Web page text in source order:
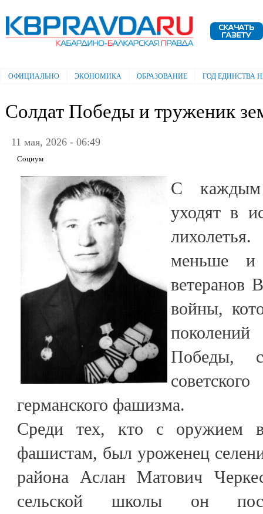
Электронная газета "Кабардино-
Балкарская правда"
Главное меню
ОФИЦИАЛЬНО ЭКОНОМИКА ОБРАЗОВАНИЕ ГОД ЕДИНСТВА
Солдат Победы и труженик
11 мая, 2026 - 06:49
Социум
С каждым
уходят в
меньше и
ветеранов
войны,
Победы,
германского фашизма.
Среди тех, кто с оружием в
фашистам, был уроженец
района Аслан Матович
сельской школы он